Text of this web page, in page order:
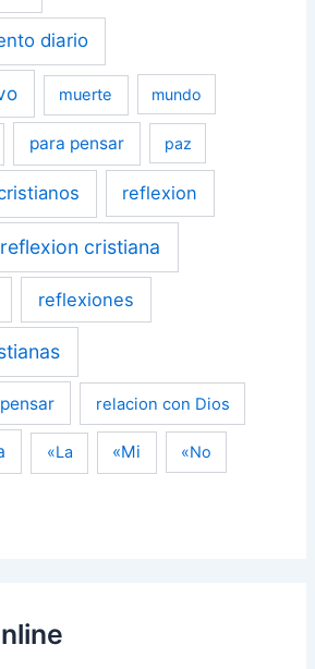
diario
muerte mundo
para pensar paz
reflexion
reflexion cristiana
reflexiones
relacion con Dios
«La «Mi «No